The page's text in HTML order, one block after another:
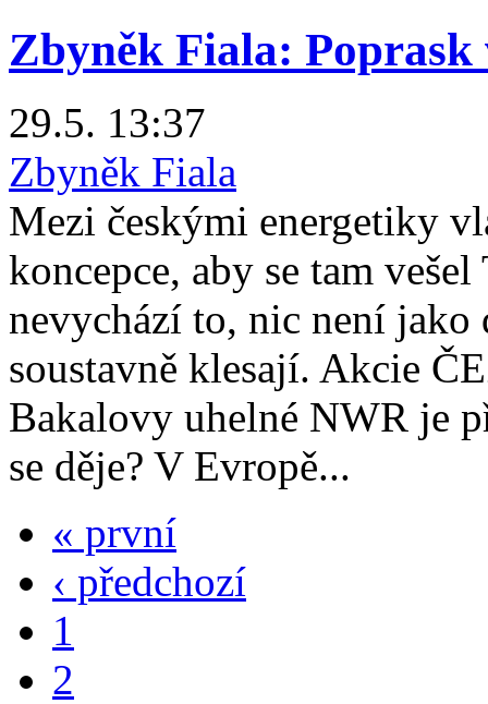
Zbyněk Fiala: Poprask
29.5. 13:37
Zbyněk Fiala
Mezi českými energetiky
koncepce, aby se tam
nevychází to, nic není
soustavně klesají. Akcie
Bakalovy uhelné NWR je
se děje? V Evropě...
« první
‹ předchozí
1
2